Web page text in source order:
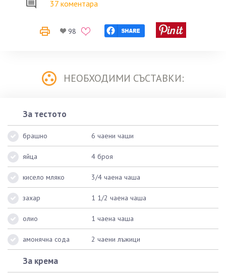
37 коментара
98
НЕОБХОДИМИ СЪСТАВКИ:
За тестото
брашно 6 чаени чаши
яйца 4 броя
кисело мляко 3/4 чаена чаша
захар 1 1/2 чаена чаша
олио 1 чаена чаша
амонячна сода 2 чаени лъжици
За крема